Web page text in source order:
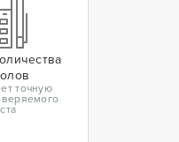
точную